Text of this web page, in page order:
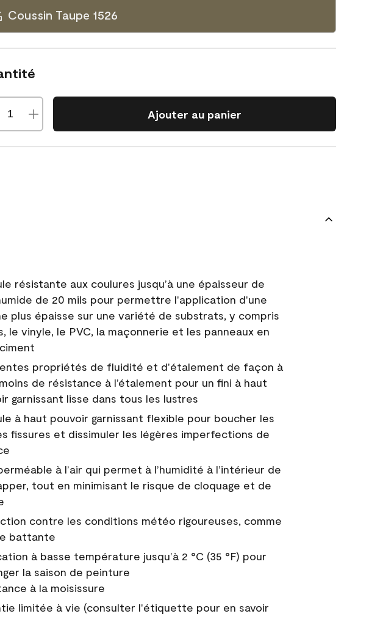
Coussin Taupe 1526
Ajouter au panier
résistante aux coulures jusqu’à une épaisseur de
de 20 mils pour permettre l'application d'une
plus épaisse sur une variété de substrats, y compris
le vinyle, le PVC, la maçonnerie et les panneaux en
propriétés de fluidité et d'étalement de façon à
de résistance à l’étalement pour un fini à haut
garnissant lisse dans tous les lustres
à haut pouvoir garnissant flexible pour boucher les
fissures et dissimuler les légères imperfections de
à l’air qui permet à l’humidité à l’intérieur de
tout en minimisant le risque de cloquage et de
contre les conditions météo rigoureuses, comme
battante
à basse température jusqu’à 2 °C (35 °F) pour
la saison de peinture
à la moisissure
limitée à vie (consulter l'étiquette pour en savoir